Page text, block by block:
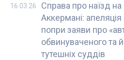
Справа про наїзд на
Аккермані:
попри заяви про
обвинуваченого та
тутешніх суддів
16.03.26